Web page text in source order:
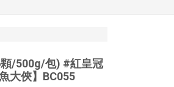
/500g/包) #紅皇冠
大俠】BC055